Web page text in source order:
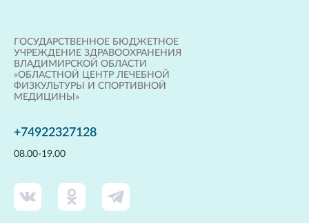
ГОСУДАРСТВЕННОЕ БЮДЖЕТНОЕ
УЧРЕЖДЕНИЕ ЗДРАВООХРАНЕНИЯ
ВЛАДИМИРСКОЙ ОБЛАСТИ
«ОБЛАСТНОЙ ЦЕНТР ЛЕЧЕБНОЙ
ФИЗКУЛЬТУРЫ И СПОРТИВНОЙ
МЕДИЦИНЫ»
+74922327128
08.00-19.00